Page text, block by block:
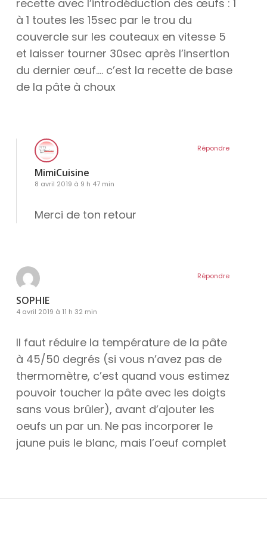
recette avec l’introdéduction des œufs : 1
à 1 toutes les 15sec par le trou du
couvercle sur les couteaux en vitesse 5
et laisser tourner 30sec après l’insertIon
du dernier œuf…. c’est la recette de base
de la pâte à choux
MimiCuisine
8 avril 2019 à 9 h 47 min
Merci de ton retour
Répondre
SOPHIE
4 avril 2019 à 11 h 32 min
Il faut réduire la température de la pâte
à 45/50 degrés (si vous n’avez pas de
thermomètre, c’est quand vous estimez
pouvoir toucher la pâte avec les doigts
sans vous brûler), avant d’ajouter les
oeufs un par un. Ne pas incorporer le
jaune puis le blanc, mais l’oeuf complet
Répondre